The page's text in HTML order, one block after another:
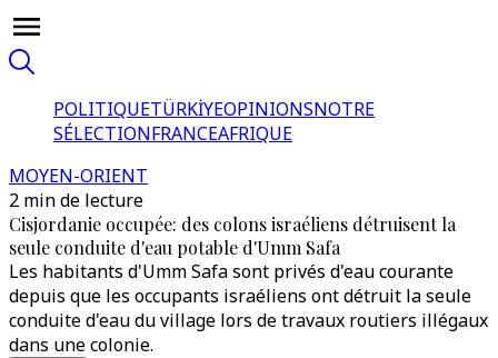
POLITIQUETÜRKİYEOPINIONSNOTRE
SÉLECTIONFRANCEAFRIQUE
MOYEN-ORIENT
2 min de lecture
Cisjordanie occupée: des colons israéliens détruisent la
seule conduite d'eau potable d'Umm Safa
Les habitants d'Umm Safa sont privés d'eau courante
depuis que les occupants israéliens ont détruit la seule
conduite d'eau du village lors de travaux routiers illégaux
dans une colonie.